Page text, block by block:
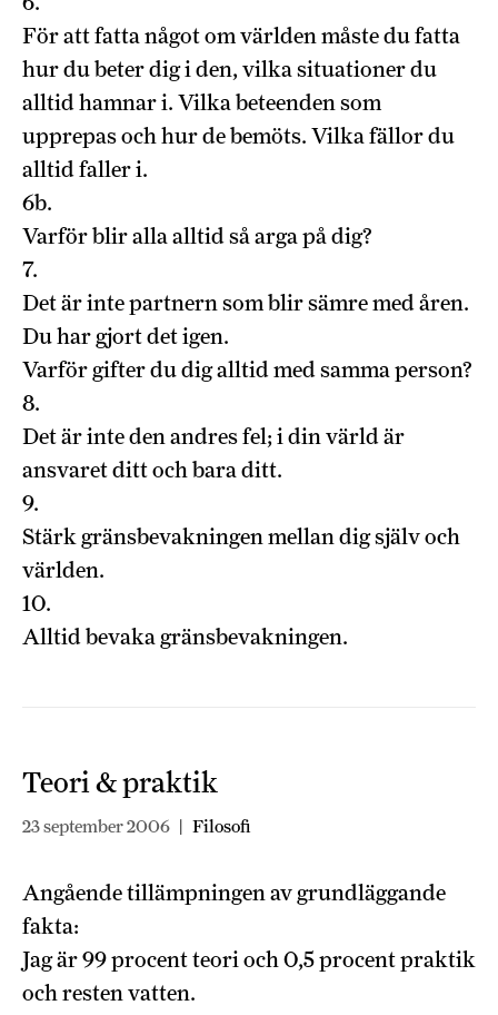
För att fatta något om världen måste du fatta
hur du beter dig i den, vilka situationer du
alltid hamnar i. Vilka beteenden som
upprepas och hur de bemöts. Vilka fällor du
alltid faller i.
6b.
Varför blir alla alltid så arga på dig?
7.
Det är inte partnern som blir sämre med åren.
Du har gjort det igen.
Varför gifter du dig alltid med samma person?
8.
Det är inte den andres fel; i din värld är
ansvaret ditt och bara ditt.
9.
Stärk gränsbevakningen mellan dig själv och
världen.
10.
Alltid bevaka gränsbevakningen.
Teori & praktik
23 september 2006 | Filosofi
Angående tillämpningen av grundläggande
fakta:
Jag är 99 procent teori och 0,5 procent praktik
och resten vatten.